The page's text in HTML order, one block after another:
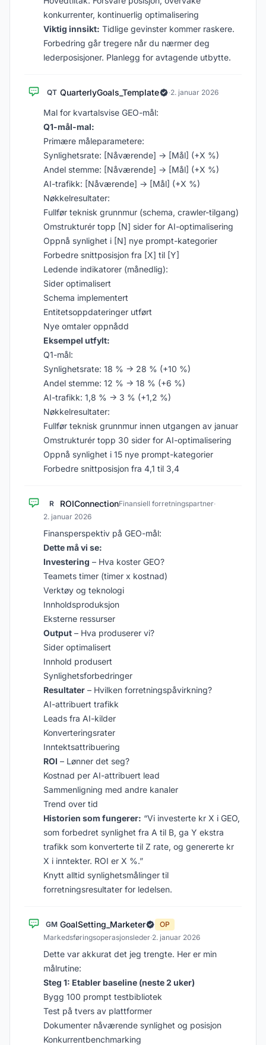
konkurrenter, kontinuerlig optimalisering
Viktig innsikt: Tidlige gevinster kommer raskere.
Forbedring går tregere når du nærmer deg
lederposisjoner. Planlegg for avtagende utbytte.
QT QuarterlyGoals_Template ·2. januar 2026
Mal for kvartalsvise GEO-mål:
Q1-mål-mal:
Primære måleparametere:
Synlighetsrate: [Nåværende] → [Mål] (+X %)
Andel stemme: [Nåværende] → [Mål] (+X %)
AI-trafikk: [Nåværende] → [Mål] (+X %)
Nøkkelresultater:
Fullfør teknisk grunnmur (schema, crawler-tilgang)
Omstrukturér topp [N] sider for AI-optimalisering
Oppnå synlighet i [N] nye prompt-kategorier
Forbedre snittposisjon fra [X] til [Y]
Ledende indikatorer (månedlig):
Sider optimalisert
Schema implementert
Entitetsoppdateringer utført
Nye omtaler oppnådd
Eksempel utfylt:
Q1-mål:
Synlighetsrate: 18 % → 28 % (+10 %)
Andel stemme: 12 % → 18 % (+6 %)
AI-trafikk: 1,8 % → 3 % (+1,2 %)
Nøkkelresultater:
Fullfør teknisk grunnmur innen utgangen av januar
Omstrukturér topp 30 sider for AI-optimalisering
Oppnå synlighet i 15 nye prompt-kategorier
Forbedre snittposisjon fra 4,1 til 3,4
R ROIConnectionFinansiell forretningspartner·
2. januar 2026
Finansperspektiv på GEO-mål:
Dette må vi se:
Investering – Hva koster GEO?
Teamets timer (timer x kostnad)
Verktøy og teknologi
Innholdsproduksjon
Eksterne ressurser
Output – Hva produserer vi?
Sider optimalisert
Innhold produsert
Synlighetsforbedringer
Resultater – Hvilken forretningspåvirkning?
AI-attribuert trafikk
Leads fra AI-kilder
Konverteringsrater
Inntektsattribuering
ROI – Lønner det seg?
Kostnad per AI-attribuert lead
Sammenligning med andre kanaler
Trend over tid
Historien som fungerer: “Vi investerte kr X i GEO,
som forbedret synlighet fra A til B, ga Y ekstra
trafikk som konverterte til Z rate, og genererte kr
X i inntekter. ROI er X %.”
Knytt alltid synlighetsmålinger til
forretningsresultater for ledelsen.
GM GoalSetting_Marketer
OP
Markedsføringsoperasjonsleder·2. januar 2026
Dette var akkurat det jeg trengte. Her er min
målrutine:
Steg 1: Etabler baseline (neste 2 uker)
Bygg 100 prompt testbibliotek
Test på tvers av plattformer
Dokumenter nåværende synlighet og posisjon
Konkurrentbenchmarking